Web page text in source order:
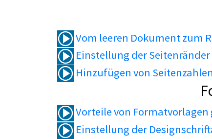
Vom leeren Dokument zum
Einstellung der Seitenränder
Hinzufügen von Seitenzahlen
Vorteile von
Einstellung der